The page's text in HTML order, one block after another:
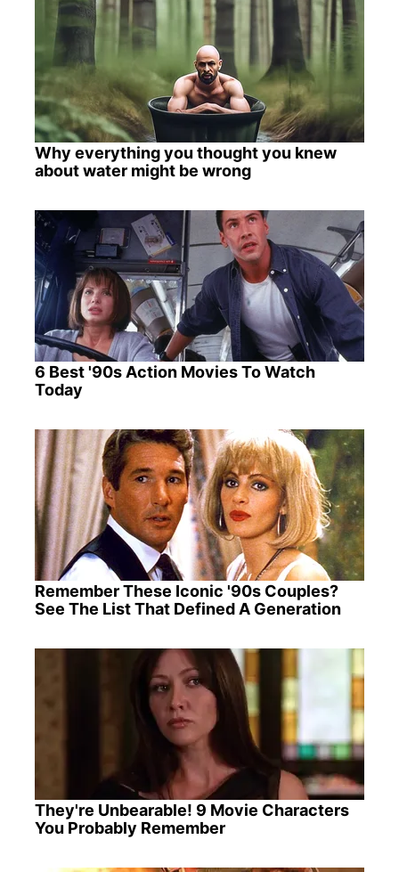
Why everything you thought you knew
about water might be wrong
6 Best '90s Action Movies To Watch
Today
Remember These Iconic '90s Couples?
See The List That Defined A Generation
They're Unbearable! 9 Movie Characters
You Probably Remember